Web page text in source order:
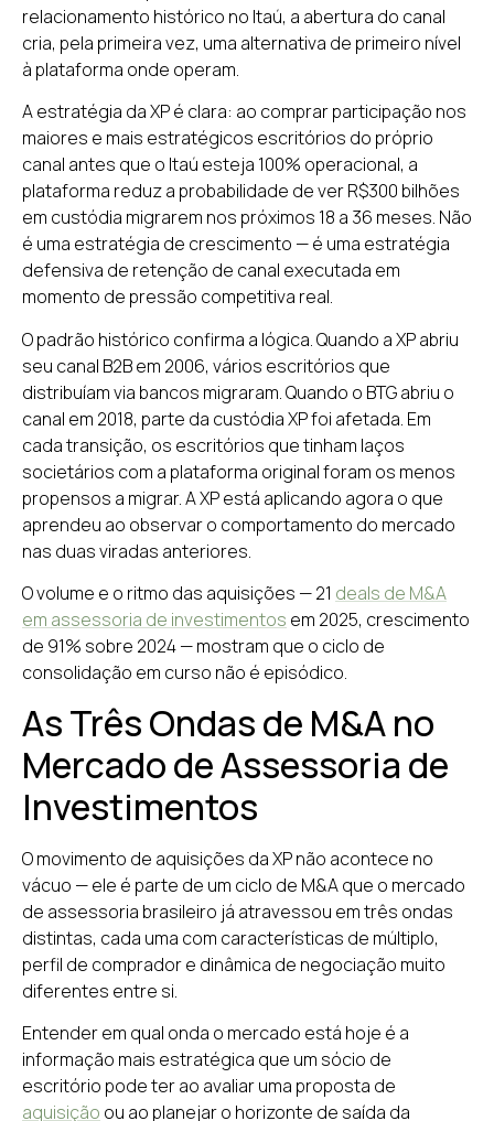
relacionamento histórico no Itaú, a abertura do canal
cria, pela primeira vez, uma alternativa de primeiro nível
à plataforma onde operam.
A estratégia da XP é clara: ao comprar participação nos
maiores e mais estratégicos escritórios do próprio
canal antes que o Itaú esteja 100% operacional, a
plataforma reduz a probabilidade de ver R$300 bilhões
em custódia migrarem nos próximos 18 a 36 meses. Não
é uma estratégia de crescimento — é uma estratégia
defensiva de retenção de canal executada em
momento de pressão competitiva real.
O padrão histórico confirma a lógica. Quando a XP abriu
seu canal B2B em 2006, vários escritórios que
distribuíam via bancos migraram. Quando o BTG abriu o
canal em 2018, parte da custódia XP foi afetada. Em
cada transição, os escritórios que tinham laços
societários com a plataforma original foram os menos
propensos a migrar. A XP está aplicando agora o que
aprendeu ao observar o comportamento do mercado
nas duas viradas anteriores.
O volume e o ritmo das aquisições — 21 deals de M&A
em assessoria de investimentos em 2025, crescimento
de 91% sobre 2024 — mostram que o ciclo de
consolidação em curso não é episódico.
As Três Ondas de M&A no
Mercado de Assessoria de
Investimentos
O movimento de aquisições da XP não acontece no
vácuo — ele é parte de um ciclo de M&A que o mercado
de assessoria brasileiro já atravessou em três ondas
distintas, cada uma com características de múltiplo,
perfil de comprador e dinâmica de negociação muito
diferentes entre si.
Entender em qual onda o mercado está hoje é a
informação mais estratégica que um sócio de
escritório pode ter ao avaliar uma proposta de
aquisição ou ao planejar o horizonte de saída da